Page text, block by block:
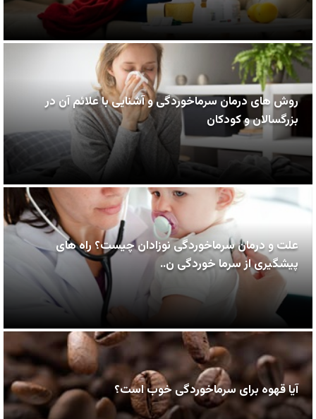
روش های درمان سرماخوردگی و آشنایی با علائم آن در
بزرگسالان و کودکان
علت و درمان سرماخوردگی نوزادان چیست؟ راه های
پیشگیری از سرما خوردگی ن..
آیا قهوه برای سرماخوردگی خوب است؟